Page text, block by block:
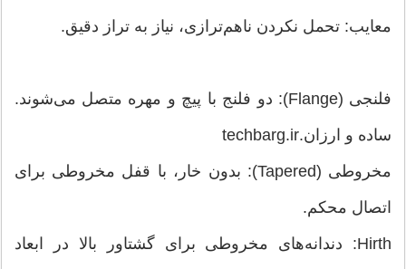
معایب: تحمل نکردن ناهم‌ترازی، نیاز به تراز دقیق.
فلنجی (Flange): دو فلنج با پیچ و مهره متصل می‌شوند.
ساده و ارزان.techbarg.ir
مخروطی (Tapered): بدون خار، با قفل مخروطی برای
اتصال محکم.
Hirth: دندانه‌های مخروطی برای گشتاور بالا در ابعاد